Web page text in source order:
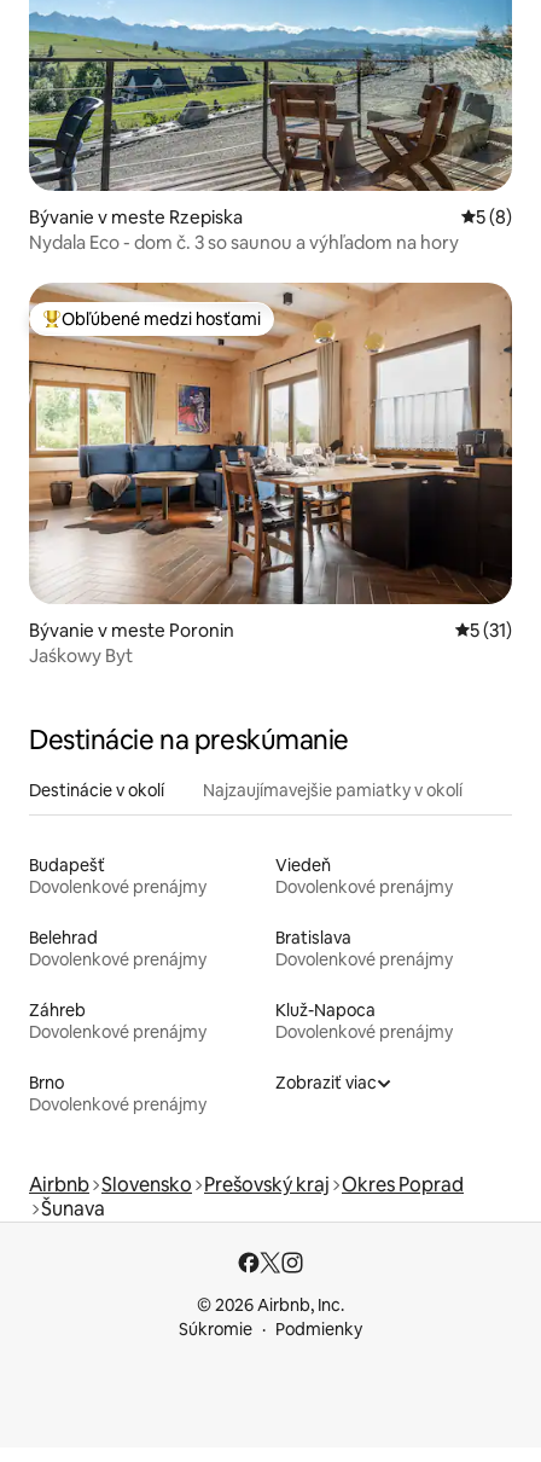
Bývanie v meste Rzepiska
5 (8)
Nydala Eco - dom č. 3 so saunou a výhľadom na hory
Najobľúbenejšie medzi hosťami
Obľúbené medzi hosťami
Bývanie v meste Poronin
5 (31)
Jaśkowy Byt
Destinácie na preskúmanie
Destinácie v okolí Najzaujímavejšie pamiatky v okolí
Budapešť
Dovolenkové prenájmy
Viedeň
Dovolenkové prenájmy
Belehrad
Dovolenkové prenájmy
Bratislava
Dovolenkové prenájmy
Záhreb
Dovolenkové prenájmy
Kluž-Napoca
Dovolenkové prenájmy
Brno
Dovolenkové prenájmy
Zobraziť viac
Airbnb Slovensko Prešovský kraj Okres Poprad
Šunava
© 2026 Airbnb, Inc.
Súkromie
Podmienky